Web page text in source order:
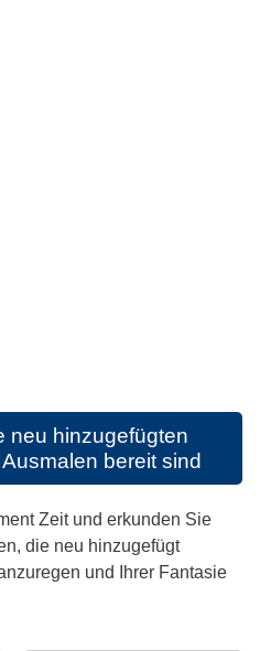
neu hinzugefügten
bereit sind
Zeit und erkunden Sie
die neu hinzugefügt
und Ihrer Fantasie